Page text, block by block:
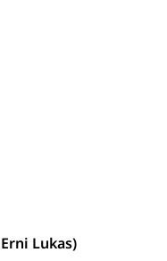
Lukas)
Einfuhr,
Kartell,
und